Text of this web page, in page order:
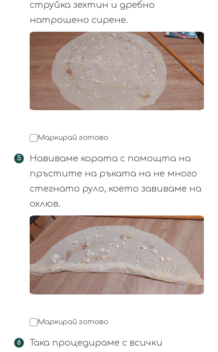
струйка зехтин и дребно
натрошено сирене.
Маркирай готово
Навиваме кората с помощта на
пръстите на ръката на не много
стегнато руло, което завиваме на
охлюв.
Маркирай готово
Така процедираме с всички